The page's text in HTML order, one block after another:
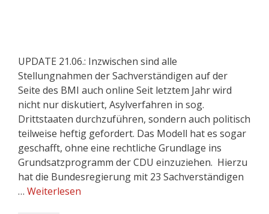
UPDATE 21.06.: Inzwischen sind alle
Stellungnahmen der Sachverständigen auf der
Seite des BMI auch online Seit letztem Jahr wird
nicht nur diskutiert, Asylverfahren in sog.
Drittstaaten durchzuführen, sondern auch politisch
teilweise heftig gefordert. Das Modell hat es sogar
geschafft, ohne eine rechtliche Grundlage ins
Grundsatzprogramm der CDU einzuziehen. Hierzu
hat die Bundesregierung mit 23 Sachverständigen
… Weiterlesen